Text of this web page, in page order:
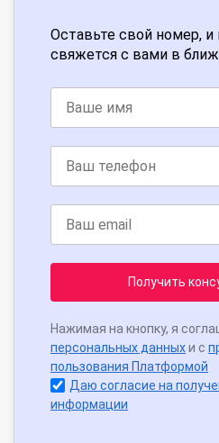
Оставьте свой номер,
свяжется с вами в
Получить
Нажимая на кнопку, я
персональных данныхи с
пользования Платформой
Даю согласие на
информации